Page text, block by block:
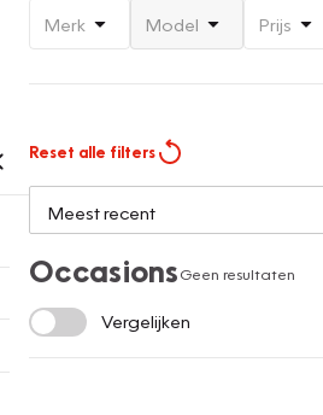
Merk Model Prijs
Reset alle filters
OccasionsGeen resultaten
Vergelijken